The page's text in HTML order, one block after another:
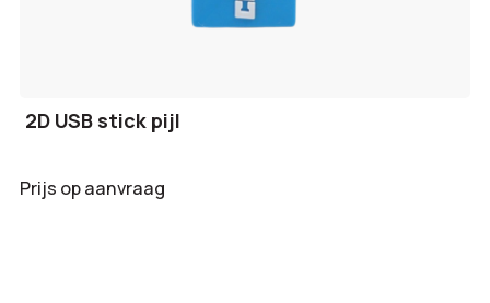
2D USB stick pijl
Prijs op aanvraag